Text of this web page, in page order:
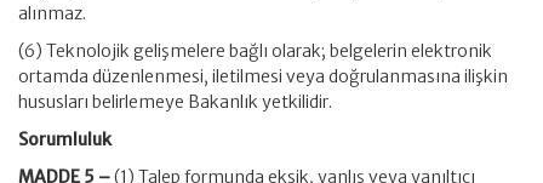
alınmaz.
(6) Teknolojik gelişmelere bağlı olarak; belgelerin elektronik
ortamda düzenlenmesi, iletilmesi veya doğrulanmasına ilişkin
hususları belirlemeye Bakanlık yetkilidir.
Sorumluluk
MADDE 5 –(1) Talep formunda eksik, yanlış veya yanıltıcı